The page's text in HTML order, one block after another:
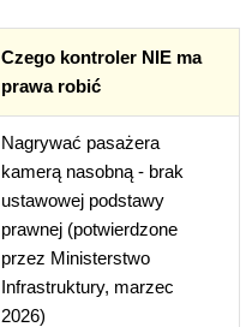
Czego kontroler NIE ma
prawa robić
Nagrywać pasażera
kamerą nasobną - brak
ustawowej podstawy
prawnej (potwierdzone
przez Ministerstwo
Infrastruktury, marzec
2026)